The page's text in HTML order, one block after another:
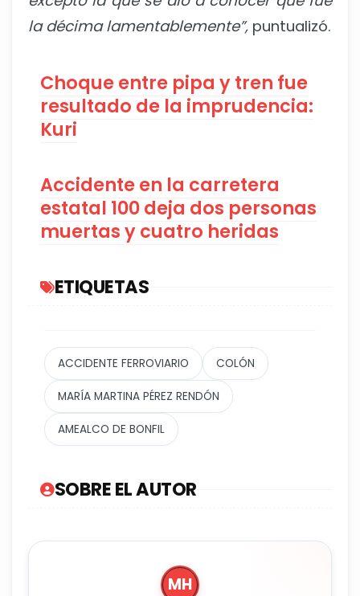
la décima lamentablemente”, puntualizó.
Choque entre pipa y tren fue
resultado de la imprudencia:
Kuri
Accidente en la carretera
estatal 100 deja dos personas
muertas y cuatro heridas
ETIQUETAS
ACCIDENTE FERROVIARIO COLÓN
MARÍA MARTINA PÉREZ RENDÓN
AMEALCO DE BONFIL
SOBRE EL AUTOR
MH